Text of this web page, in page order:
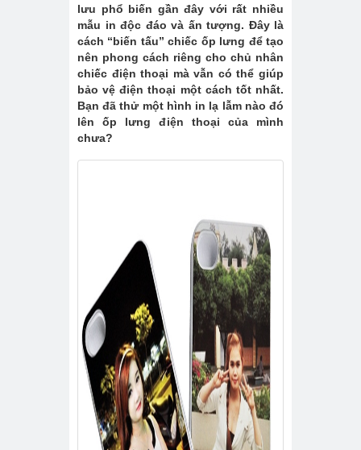
lưu phổ biến gần đây với rất nhiều
mẫu in độc đáo và ấn tượng. Đây là
cách “biến tấu” chiếc ốp lưng để tạo
nên phong cách riêng cho chủ nhân
chiếc điện thoại mà vẫn có thể giúp
bảo vệ điện thoại một cách tốt nhất.
Bạn đã thử một hình in lạ lẫm nào đó
lên ốp lưng điện thoại của mình
chưa?